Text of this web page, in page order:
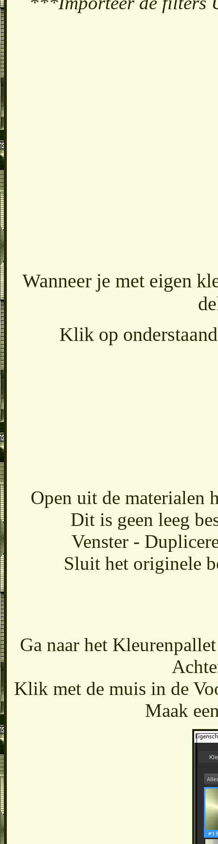
Wanneer je met eigen
Klik op
Open uit de materialen
Dit is geen leeg
Venster -
Sluit het originele
Ga naar het
Klik met de muis in de
Maak